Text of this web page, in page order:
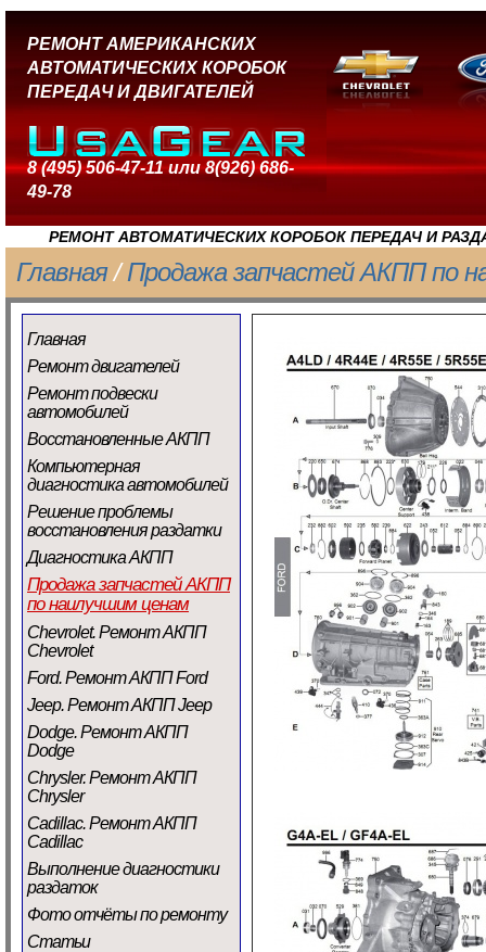
РЕМОНТ АМЕРИКАНСКИХ
АВТОМАТИЧЕСКИХ КОРОБОК
ПЕРЕДАЧ И ДВИГАТЕЛЕЙ
8 (495) 506-47-11 или 8(926) 686-
49-78
РЕМОНТ АВТОМАТИЧЕСКИХ КОРОБОК ПЕРЕДАЧ И
Главная/Продажа запчастей АКПП по
Главная
Ремонт двигателей
Ремонт подвески
автомобилей
Восстановленные АКПП
Компьютерная
диагностика автомобилей
Решение проблемы
восстановления раздатки
Диагностика АКПП
Продажа запчастей АКПП
по наилучшим ценам
Chevrolet. Ремонт АКПП
Chevrolet
Ford. Ремонт АКПП Ford
Jeep. Ремонт АКПП Jeep
Dodge. Ремонт АКПП
Dodge
Chrysler. Ремонт АКПП
Chrysler
Cadillac. Ремонт АКПП
Cadillac
Выполнение диагностики
раздаток
Фото отчёты по ремонту
Статьи